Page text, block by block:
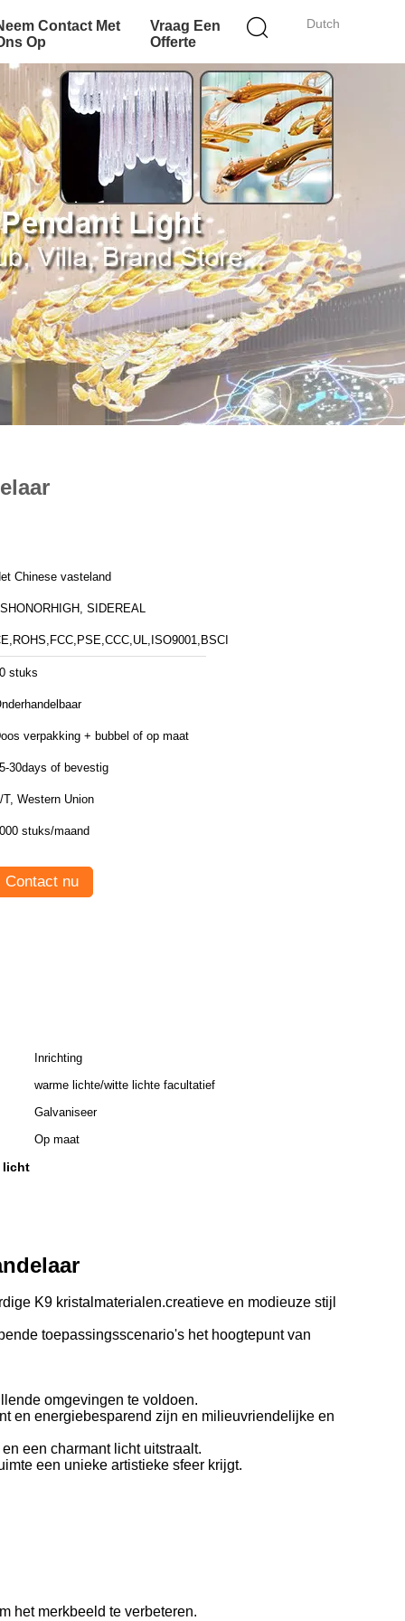
Dutch
Contact Met
Op
Vraag Een
Offerte
Chinese vasteland
SIDEREAL
stuks
verpakking + bubbel of op maat
30days of bevestig
T, Western Union
stuks/maand
Contact nu
Inrichting
warme lichte/witte lichte facultatief
Galvaniseer
Op maat
licht
K9 kristalmaterialen.creatieve en modieuze stijl
toepassingsscenario's het hoogtepunt van
omgevingen te voldoen.
en energiebesparend zijn en milieuvriendelijke en
een charmant licht uitstraalt.
een unieke artistieke sfeer krijgt.
het merkbeeld te verbeteren.